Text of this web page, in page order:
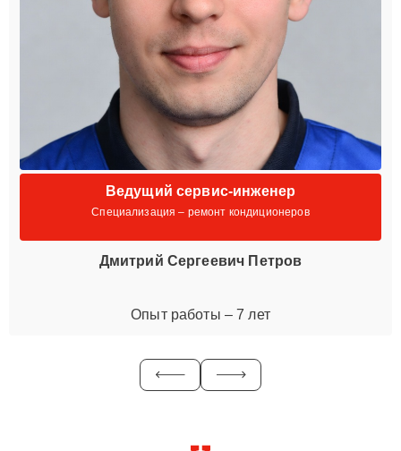
Ведущий сервис-инженер
Специализация – ремонт кондиционеров
Дмитрий Сергеевич Петров
Опыт работы – 7 лет